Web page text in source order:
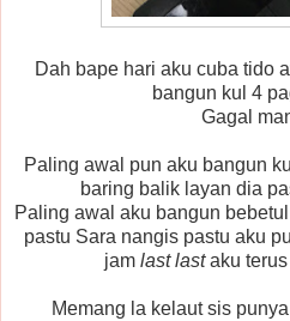
Dah bape hari aku cuba tido
bangun kul 4
Gagal
Paling awal pun aku bangun
baring balik layan dia
Paling awal aku bangun
pastu Sara nangis pastu aku
jam last lastaku terus
Memang la kelaut sis